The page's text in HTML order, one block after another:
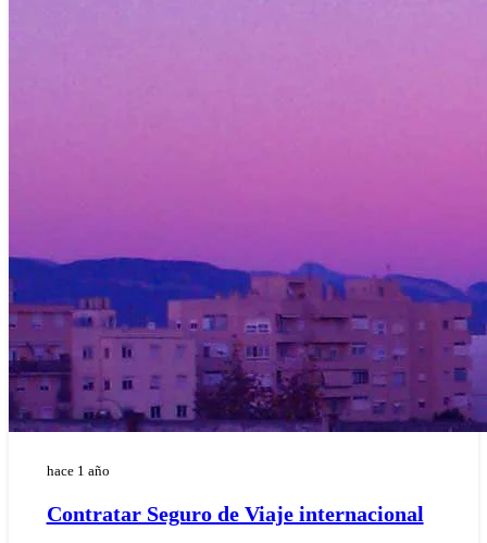
hace 1 año
Contratar Seguro de Viaje internacional